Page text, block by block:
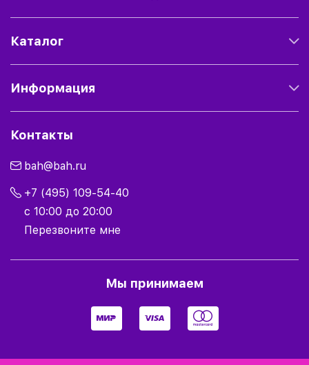
Каталог
Информация
Контакты
bah@bah.ru
+7 (495) 109-54-40
с 10:00 до 20:00
Перезвоните мне
Мы принимаем